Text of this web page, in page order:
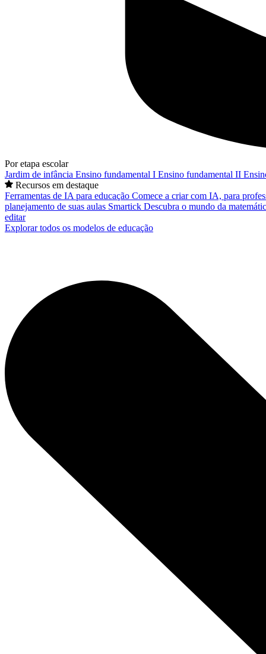
Por etapa escolar
Jardim de infância Ensino fundamental I Ensino fundamental II
Recursos em destaque
Ferramentas de IA para educação Comece a criar com IA, para
planejamento de suas aulas Smartick Descubra o mundo da
editar
Explorar todos os modelos de educação